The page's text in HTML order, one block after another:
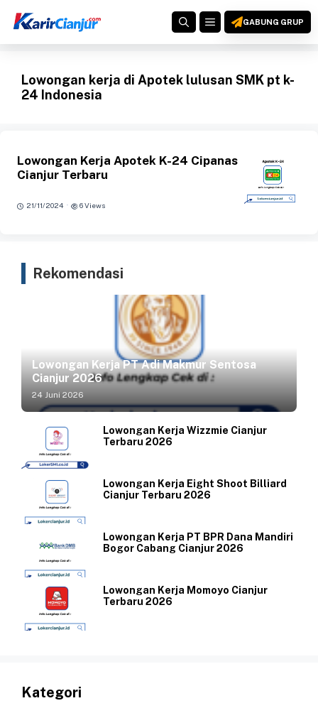
MENUGABUNG GRUP
Lowongan kerja di Apotek lulusan SMK pt k-
24 Indonesia
Lowongan Kerja Apotek K-24 Cipanas
Cianjur Terbaru
21/11/2024 · 6 Views
Rekomendasi
Lowongan Kerja PT Adi Makmur Sentosa
Cianjur 2026
24 Juni 2026
Lowongan Kerja Wizzmie Cianjur
Terbaru 2026
Lowongan Kerja Eight Shoot Billiard
Cianjur Terbaru 2026
Lowongan Kerja PT BPR Dana Mandiri
Bogor Cabang Cianjur 2026
Lowongan Kerja Momoyo Cianjur
Terbaru 2026
Kategori